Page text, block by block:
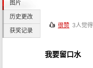
图片
历史更改
获奖记录
很赞 3人觉
我要留口水